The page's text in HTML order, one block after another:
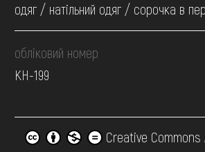
одяг / натільний одяг / сорочка в
обліковий номер
КН-199
Creative